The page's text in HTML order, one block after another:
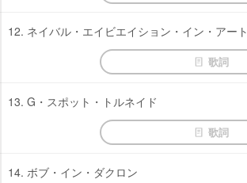
12. ネイバル・エイビエイション・イン・アート
歌詞
13. G・スポット・トルネイド
歌詞
14. ボブ・イン・ダクロン